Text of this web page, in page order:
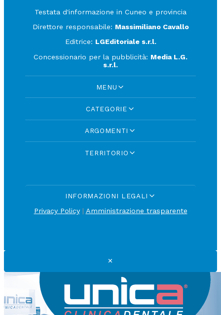
Testata d'informazione in Cuneo e provincia
Direttore responsabile: Massimiliano Cavallo
Editrice: LGEditoriale s.r.l.
Concessionario per la pubblicità: Media L.G.
s.r.l.
MENU
CATEGORIE
ARGOMENTI
TERRITORIO
INFORMAZIONI LEGALI
Privacy Policy| Amministrazione trasparente
✕